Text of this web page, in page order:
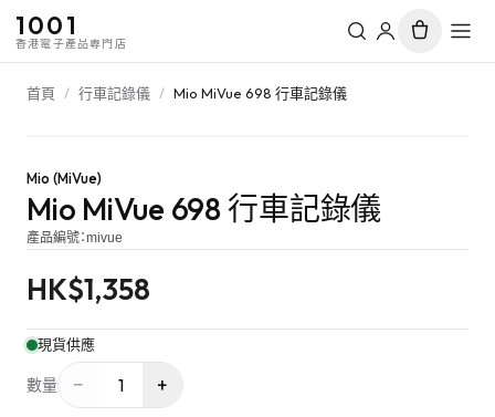
1001
香港電子產品專門店
首頁 / 行車記錄儀 / Mio MiVue 698 行車記錄儀
Mio (MiVue)
Mio MiVue 698 行車記錄儀
產品編號：mivue
HK$1,358
現貨供應
數量 − 1 +